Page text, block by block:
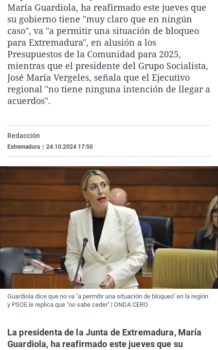
La rosa de los vientos
Gente viajera
Como el perro y el
Caso
Retornados
Equipo de
Operación Viuda
Extremadura
Galicia
La Rioja
Navarra
País Vasco
Virales
Televisión
Elecciones
María Guardiola, ha reafirmado este jueves que
su gobierno tiene "muy claro que en ningún
caso", va "a permitir una situación de bloqueo
para Extremadura", en alusión a los
Presupuestos de la Comunidad para 2025,
mientras que el presidente del Grupo Socialista,
José María Vergeles, señala que el Ejecutivo
regional "no tiene ninguna intención de llegar a
acuerdos".
Redacción
Extremadura 24.10.2024 17:50
Guardiola dice que no va "a permitir una situación de bloqueo" en la región
y PSOE le replica que "no sabe ceder" | ONDA CERO
La presidenta de la Junta de Extremadura, María
Guardiola, ha reafirmado este jueves que su